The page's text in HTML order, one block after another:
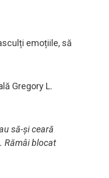
emoțiile, să
Gregory L.
să-și ceară
Rămâi blocat